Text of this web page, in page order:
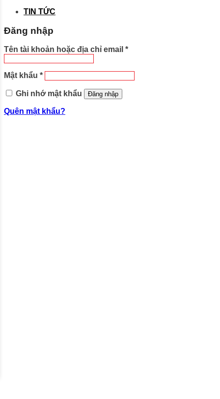
TIN TỨC
Đăng nhập
Tên tài khoản hoặc địa chỉ email *
Mật khẩu *
Ghi nhớ mật khẩu Đăng nhập
Quên mật khẩu?